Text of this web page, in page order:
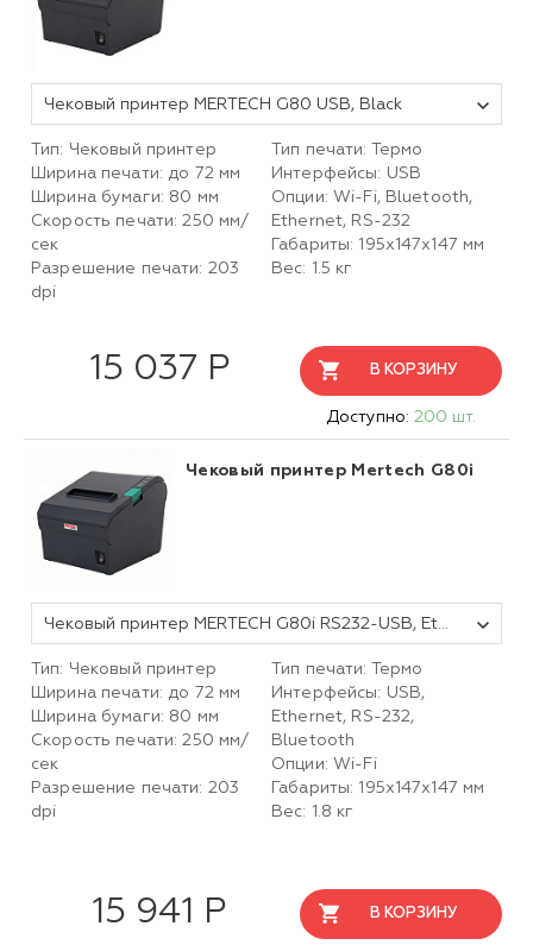
Чековый принтер MERTECH G80 USB, Black
Тип: Чековый принтер
Ширина печати: до 72 мм
Ширина бумаги: 80 мм
Скорость печати: 250 мм/
сек
Разрешение печати: 203
dpi
Тип печати: Термо
Интерфейсы: USB
Опции: Wi-Fi, Bluetooth,
Ethernet, RS-232
Габариты: 195х147х147 мм
Вес: 1.5 кг
15 037 Р В КОРЗИНУ
Доступно: 200 шт.
Чековый принтер Mertech G80i
Чековый принтер MERTECH G80i RS232-USB, Ethernet Black
Тип: Чековый принтер
Ширина печати: до 72 мм
Ширина бумаги: 80 мм
Скорость печати: 250 мм/
сек
Разрешение печати: 203
dpi
Тип печати: Термо
Интерфейсы: USB,
Ethernet, RS-232,
Bluetooth
Опции: Wi-Fi
Габариты: 195х147х147 мм
Вес: 1.8 кг
15 941 Р В КОРЗИНУ